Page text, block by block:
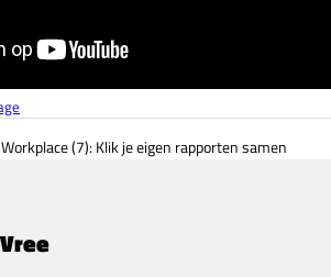
(7): Klik je eigen rapporten samen